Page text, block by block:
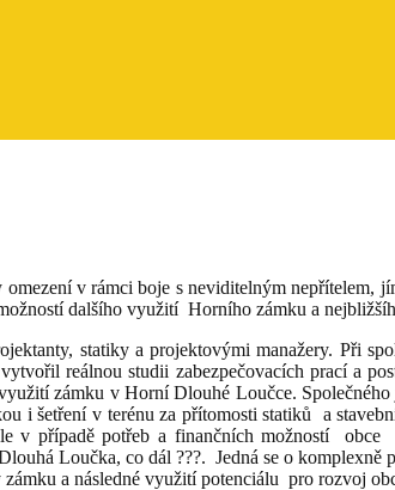
v rámci boje s neviditelným
dalšího využití Horního zámku a
statiky a projektovými manažery. Při
reálnou studii zabezpečovacích prací a
zámku v Horní Dlouhé Loučce.
i šetření v terénu za přítomosti statiků a
v případě potřeb a finančních možností
Loučka, co dál ???. Jedná se o
a následné využití potenciálu pro rozvoj